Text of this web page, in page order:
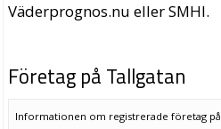
Väderprognos.nu eller SMHI.
Företag på Tallgatan
Informationen om registrerade företag